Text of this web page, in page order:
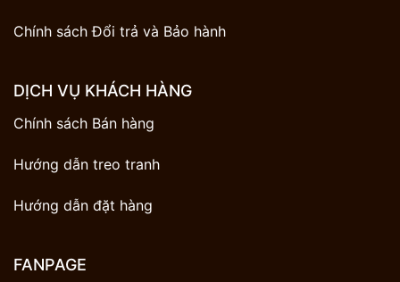
Chính sách Đổi trả và Bảo hành
DỊCH VỤ KHÁCH HÀNG
Chính sách Bán hàng
Hướng dẫn treo tranh
Hướng dẫn đặt hàng
FANPAGE